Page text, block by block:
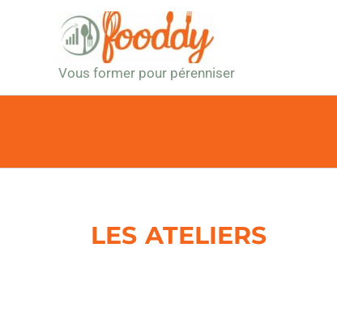
contenuVous former pour pérenniser
LES ATELIERS